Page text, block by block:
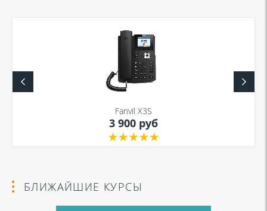
Fanvil X3S
3 900 руб
БЛИЖАЙШИЕ КУРСЫ